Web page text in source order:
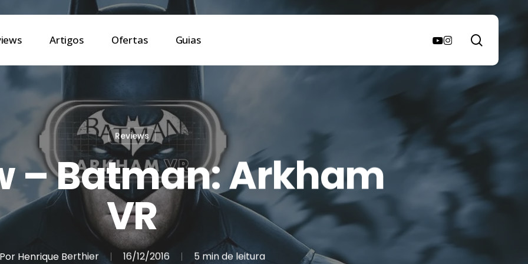
Artigos Ofertas Guias youtube
instagram
Reviews
– Batman: Arkham
VR
Por Henrique Berthier 16/12/2016 5 min de leitura